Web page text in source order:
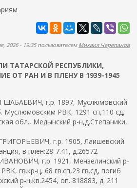
2026 - 19:35 пользователем Михаил Черепанов
ТАТАРСКОЙ РЕСПУБЛИКИ,
ОТ РАН И В ПЛЕНУ В 1939-1945
г.р. 1897, Муслюмовский
Муслюмовским РВК, 1291 сп,110 сд,
обл., Медынский р-н,д.Степаники,
г.р. 1905, Лаишевский
в плен:28-7.41, д.26572
г.р. 1921, Мензелинский р-
гв.кр-ц, 68 гв.сп,23 гв.сд, погиб
р-н,кв.2454, оп. 818883, д. 211